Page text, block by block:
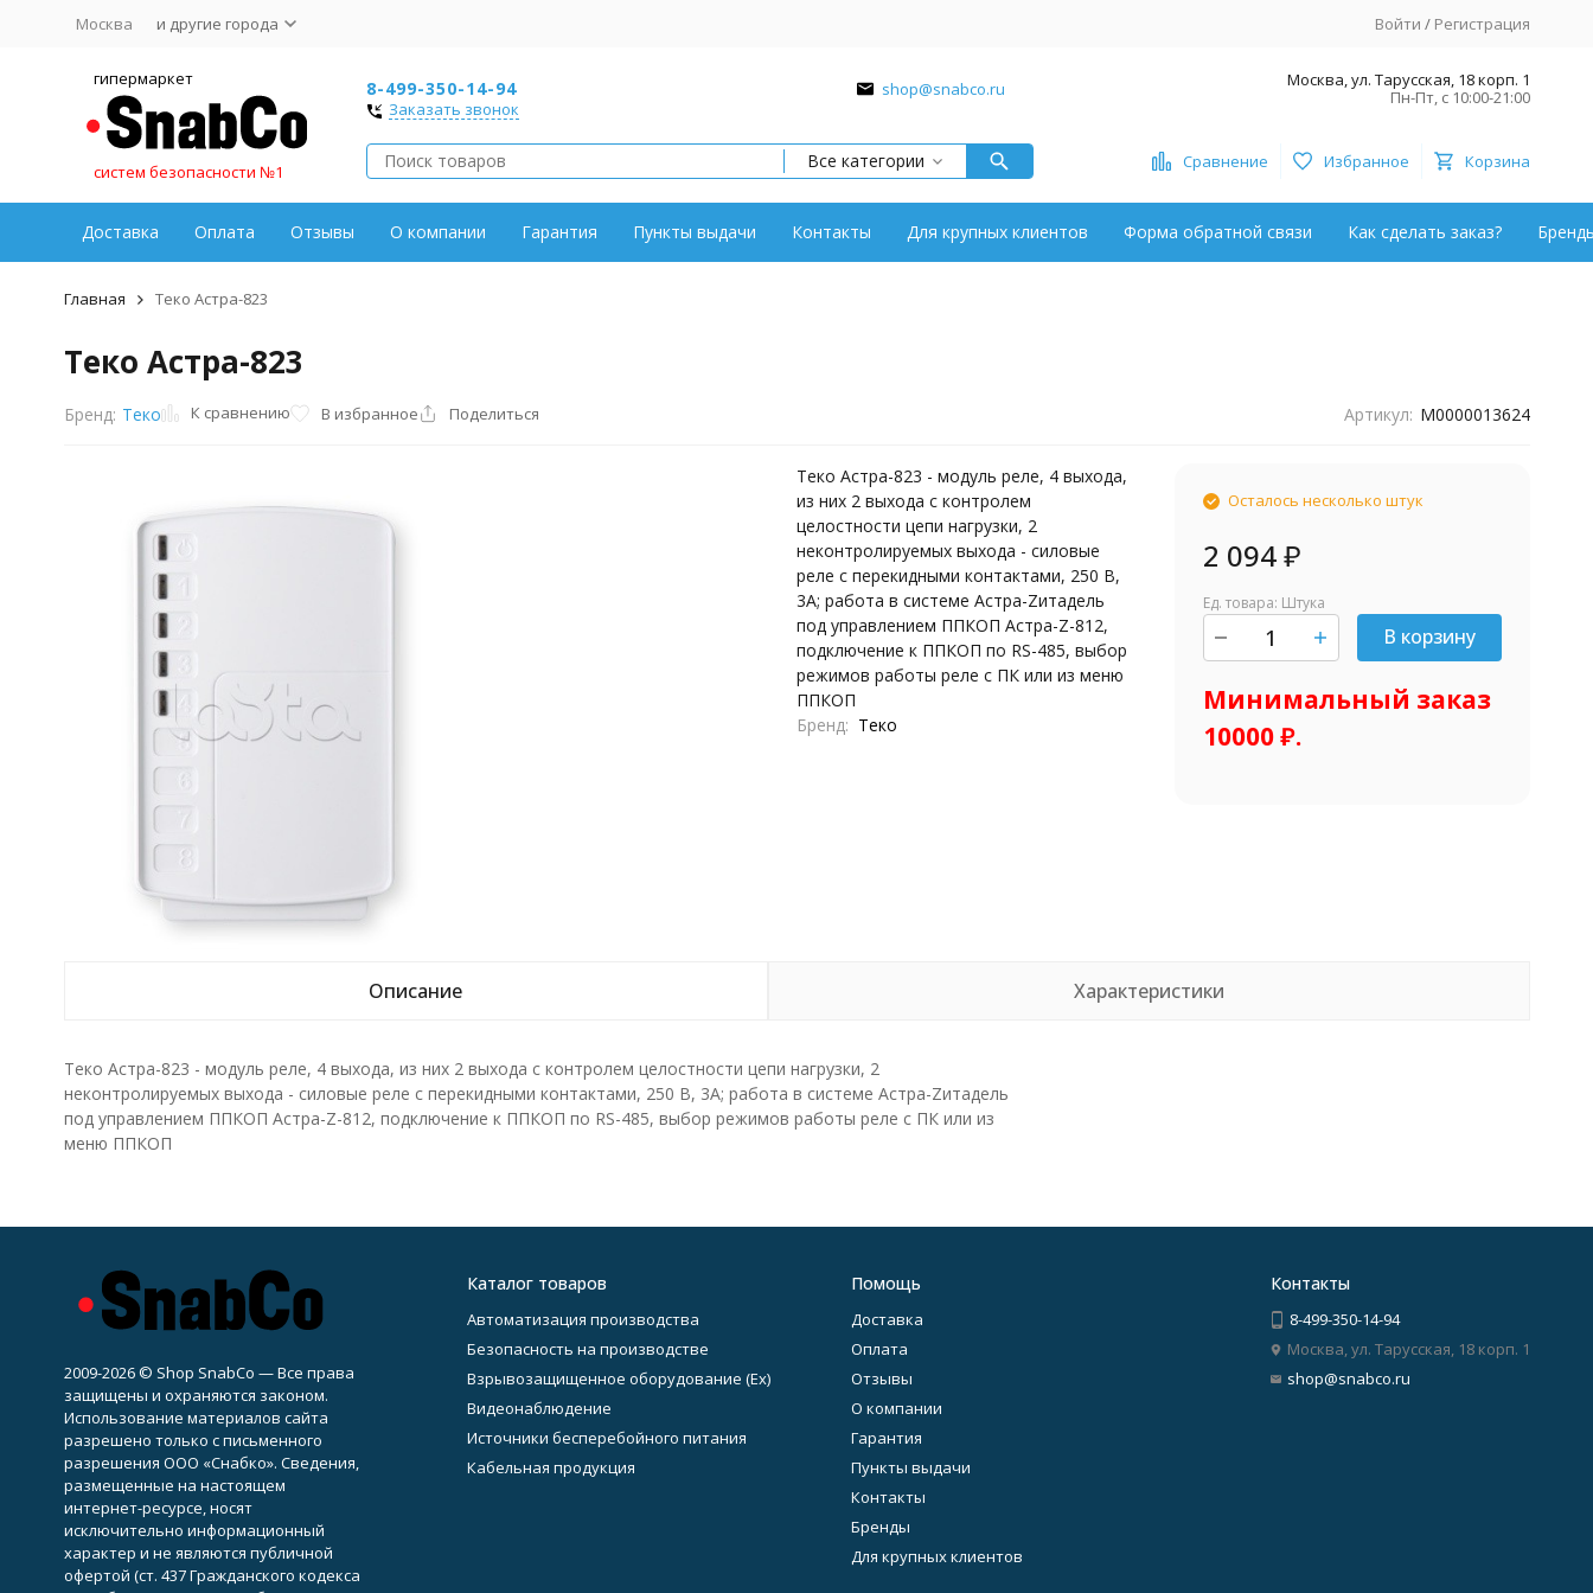
Москва и другие города Войти / Регистрация
гипермаркет
систем безопасности №1
8-499-350-14-94 shop@snabco.ru
Москва, ул. Тарусская, 18 корп. 1
Пн-Пт, с 10:00-21:00
Заказать звонок
Все категории Сравнение Избранное Корзина
Доставка Оплата Отзывы О компании Гарантия Пункты выдачи Контакты Для крупных клиентов Форма обратной связи Как сделать заказ?
Главная Теко Астра-823
Теко Астра-823
Бренд: Теко К сравнению В избранное Поделиться Артикул: М0000013624
Теко Астра-823 - модуль реле, 4 выхода,
из них 2 выхода с контролем
целостности цепи нагрузки, 2
неконтролируемых выхода - силовые
реле с перекидными контактами, 250 В,
3А; работа в системе Астра-Zитадель
под управлением ППКОП Астра-Z-812,
подключение к ППКОП по RS-485, выбор
режимов работы реле с ПК или из меню
ППКОП
Бренд
Теко
Осталось несколько штук
2 094₽
Ед. товара: Штука
В корзину
Минимальный заказ
10000 ₽.
Описание Характеристики
Теко Астра-823 - модуль реле, 4 выхода, из них 2 выхода с контролем целостности цепи нагрузки, 2
неконтролируемых выхода - силовые реле с перекидными контактами, 250 В, 3А; работа в системе Астра-Zитадель
под управлением ППКОП Астра-Z-812, подключение к ППКОП по RS-485, выбор режимов работы реле с ПК или из
меню ППКОП
2009-2026 © Shop SnabCo — Все права
защищены и охраняются законом.
Использование материалов сайта
разрешено только с письменного
разрешения ООО «Снабко». Сведения,
размещенные на настоящем
интернет-ресурсе, носят
исключительно информационный
характер и не являются публичной
офертой (ст. 437 Гражданского кодекса
Каталог товаров
Автоматизация производства
Безопасность на производстве
Взрывозащищенное оборудование (Ex)
Видеонаблюдение
Источники бесперебойного питания
Кабельная продукция
Помощь
Доставка
Оплата
Отзывы
О компании
Гарантия
Пункты выдачи
Контакты
Бренды
Для крупных клиентов
Контакты
8-499-350-14-94
Москва, ул. Тарусская, 18 корп. 1
shop@snabco.ru